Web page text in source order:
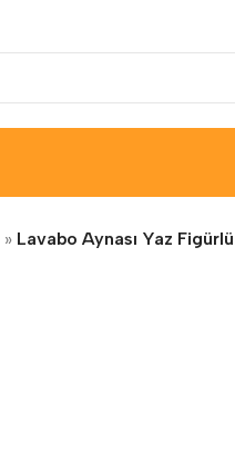
» Lavabo Aynası Yaz Figürlü